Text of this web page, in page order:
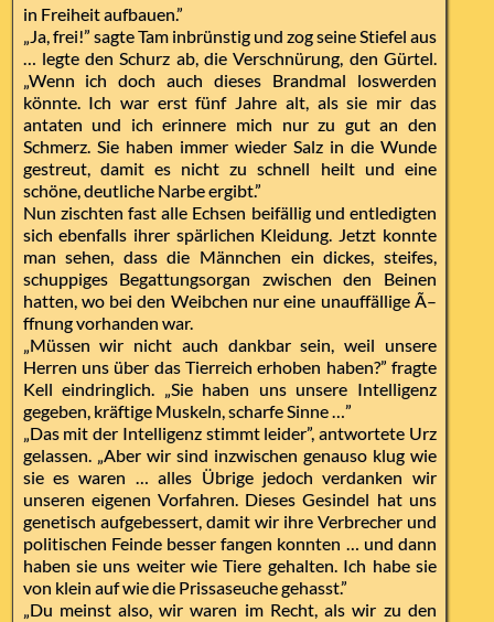
in Freiheit aufbauen.”
„Ja, frei!” sagte Tam inbrünstig und zog seine Stiefel aus
… legte den Schurz ab, die Verschnürung, den Gürtel.
„Wenn ich doch auch dieses Brandmal loswerden
könnte. Ich war erst fünf Jahre alt, als sie mir das
antaten und ich erinnere mich nur zu gut an den
Schmerz. Sie haben immer wieder Salz in die Wunde
gestreut, damit es nicht zu schnell heilt und eine
schöne, deutliche Narbe ergibt.”
Nun zischten fast alle Echsen beifällig und entledigten
sich ebenfalls ihrer spärlichen Kleidung. Jetzt konnte
man sehen, dass die Männchen ein dickes, steifes,
schuppiges Begattungsorgan zwischen den Beinen
hatten, wo bei den Weibchen nur eine unauffällige Ã–
ffnung vorhanden war.
„Müssen wir nicht auch dankbar sein, weil unsere
Herren uns über das Tierreich erhoben haben?” fragte
Kell eindringlich. „Sie haben uns unsere Intelligenz
gegeben, kräftige Muskeln, scharfe Sinne …”
„Das mit der Intelligenz stimmt leider”, antwortete Urz
gelassen. „Aber wir sind inzwischen genauso klug wie
sie es waren … alles Übrige jedoch verdanken wir
unseren eigenen Vorfahren. Dieses Gesindel hat uns
genetisch aufgebessert, damit wir ihre Verbrecher und
politischen Feinde besser fangen konnten … und dann
haben sie uns weiter wie Tiere gehalten. Ich habe sie
von klein auf wie die Prissaseuche gehasst.”
„Du meinst also, wir waren im Recht, als wir zu den